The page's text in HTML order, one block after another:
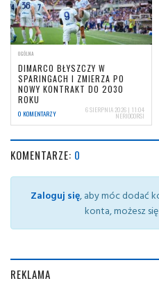
OGÓLNA
DIMARCO BŁYSZCZY W
SPARINGACH I ZMIERZA PO
NOWY KONTRAKT DO 2030
ROKU
0 KOMENTARZY 6 SIERPNIA 2026 | 11:04
NERIOCORSI
KOMENTARZE: 0
Zaloguj się, aby móc dodać
konta, możesz się
REKLAMA